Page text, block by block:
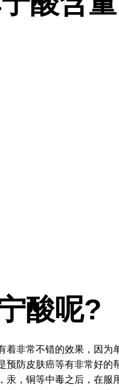
酸呢?
着非常不错的效果，因
预防皮肤癌等有非常好
汞，铜等中毒之后，在